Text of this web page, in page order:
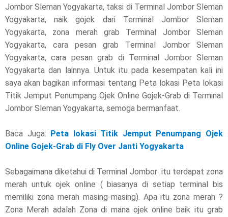
Jombor Sleman Yogyakarta, taksi di Terminal Jombor Sleman
Yogyakarta, naik gojek dari Terminal Jombor Sleman
Yogyakarta, zona merah grab Terminal Jombor Sleman
Yogyakarta, cara pesan grab Terminal Jombor Sleman
Yogyakarta, cara pesan grab di Terminal Jombor Sleman
Yogyakarta dan lainnya. Untuk itu pada kesempatan kali ini
saya akan bagikan informasi tentang Peta lokasi Peta lokasi
Titik Jemput Penumpang Ojek Online Gojek-Grab di Terminal
Jombor Sleman Yogyakarta, semoga bermanfaat.
Baca Juga:
Peta lokasi Titik Jemput Penumpang Ojek
Online Gojek-Grab di Fly Over Janti Yogyakarta
Sebagaimana diketahui di Terminal Jombor itu terdapat zona
merah untuk ojek online ( biasanya di setiap terminal bis
memiliki zona merah masing-masing). Apa itu zona merah ?
Zona Merah adalah Zona di mana ojek online baik itu grab